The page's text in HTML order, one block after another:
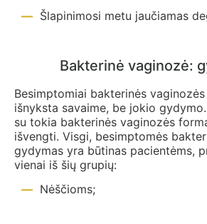
Šlapinimosi metu jaučiamas
Bakterinė vaginozė:
Besimptomiai bakterinės
išnyksta savaime, be jokio
su tokia bakterinės vaginozės
išvengti. Visgi, besimptomės
gydymas yra būtinas pacientėms,
vienai iš šių grupių:
Nėščioms;